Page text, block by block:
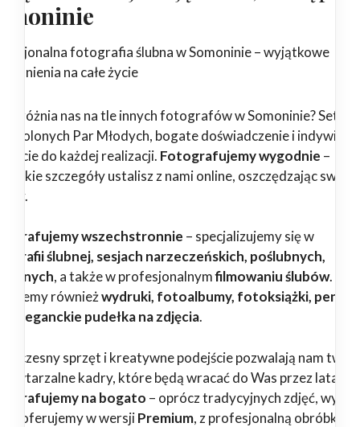
fotografia ślubna w Somoninie – wyjątkowe
na całe życie
nas na tle innych fotografów w Somoninie? Setki
Par Młodych, bogate doświadczenie i
do każdej realizacji. Fotografujemy wygodnie –
szczegóły ustalisz z nami online, oszczędzając swój
wszechstronnie – specjalizujemy się w
ślubnej, sesjach narzeczeńskich, poślubnych,
, a także w profesjonalnymfilmowaniu ślubów.
równieżwydruki, fotoalbumy, fotoksiążki,
eleganckie pudełka na zdjęcia.
sprzęt i kreatywne podejście pozwalają nam
kadry, które będą wracać do Was przez lata.
na bogato – oprócz tradycyjnych zdjęć,
oferujemy w wersjiPremium, z profesjonalną obróbką i